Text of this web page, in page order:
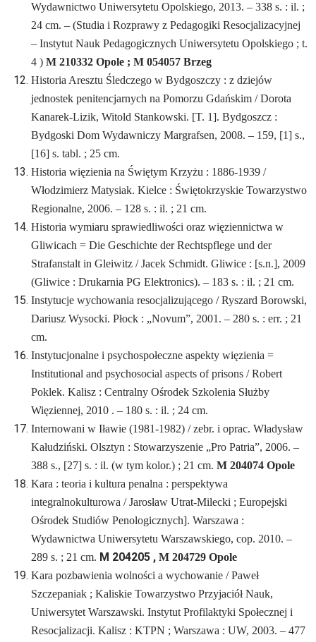
Wydawnictwo Uniwersytetu Opolskiego, 2013. – 338 s. : il. ;
24 cm. – (Studia i Rozprawy z Pedagogiki Resocjalizacyjnej
– Instytut Nauk Pedagogicznych Uniwersytetu Opolskiego ; t.
4 ) M 210332 Opole ; M 054057 Brzeg
Historia Aresztu Śledczego w Bydgoszczy : z dziejów
jednostek penitencjarnych na Pomorzu Gdańskim / Dorota
Kanarek-Lizik, Witold Stankowski. [T. 1]. Bydgoszcz :
Bydgoski Dom Wydawniczy Margrafsen, 2008. – 159, [1] s.,
[16] s. tabl. ; 25 cm.
Historia więzienia na Świętym Krzyżu : 1886-1939 /
Włodzimierz Matysiak. Kielce : Świętokrzyskie Towarzystwo
Regionalne, 2006. – 128 s. : il. ; 21 cm.
Historia wymiaru sprawiedliwości oraz więziennictwa w
Gliwicach = Die Geschichte der Rechtspflege und der
Strafanstalt in Gleiwitz / Jacek Schmidt. Gliwice : [s.n.], 2009
(Gliwice : Drukarnia PG Elektronics). – 183 s. : il. ; 21 cm.
Instytucje wychowania resocjalizującego / Ryszard Borowski,
Dariusz Wysocki. Płock : „Novum”, 2001. – 280 s. : err. ; 21
cm.
Instytucjonalne i psychospołeczne aspekty więzienia =
Institutional and psychosocial aspects of prisons / Robert
Poklek. Kalisz : Centralny Ośrodek Szkolenia Służby
Więziennej, 2010 . – 180 s. : il. ; 24 cm.
Internowani w Iławie (1981-1982) / zebr. i oprac. Władysław
Kałudziński. Olsztyn : Stowarzyszenie „Pro Patria”, 2006. –
388 s., [27] s. : il. (w tym kolor.) ; 21 cm. M 204074 Opole
Kara : teoria i kultura penalna : perspektywa
integralnokulturowa / Jarosław Utrat-Milecki ; Europejski
Ośrodek Studiów Penologicznych]. Warszawa :
Wydawnictwa Uniwersytetu Warszawskiego, cop. 2010. –
289 s. ; 21 cm. M 204205 , M 204729 Opole
Kara pozbawienia wolności a wychowanie / Paweł
Szczepaniak ; Kaliskie Towarzystwo Przyjaciół Nauk,
Uniwersytet Warszawski. Instytut Profilaktyki Społecznej i
Resocjalizacji. Kalisz : KTPN ; Warszawa : UW, 2003. – 477